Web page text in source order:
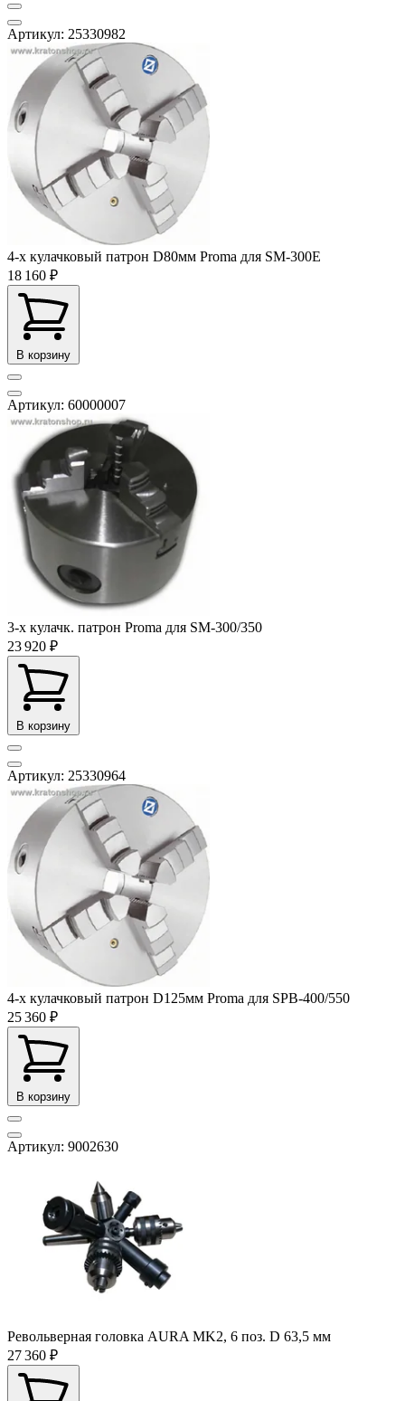
Артикул: 25330982
4-x кулачковый патрон D80мм Proma для SM-300E
18 160 ₽
В корзину
Артикул: 60000007
3-x кулачк. патрон Proma для SM-300/350
23 920 ₽
В корзину
Артикул: 25330964
4-x кулачковый патрон D125мм Proma для SPB-400/550
25 360 ₽
В корзину
Артикул: 9002630
Револьверная головка AURA MK2, 6 поз. D 63,5 мм
27 360 ₽